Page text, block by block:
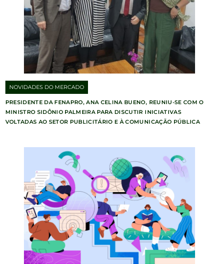
NOVIDADES DO MERCADO
PRESIDENTE DA FENAPRO, ANA CELINA BUENO, REUNIU-SE COM O
MINISTRO SIDÔNIO PALMEIRA PARA DISCUTIR INICIATIVAS
VOLTADAS AO SETOR PUBLICITÁRIO E À COMUNICAÇÃO PÚBLICA